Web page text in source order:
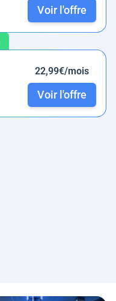
Voir l'offre
22,99€/mois
Voir l'offre